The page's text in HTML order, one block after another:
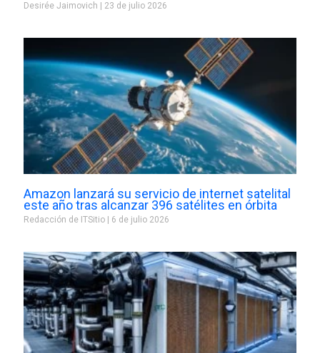
Desirée Jaimovich 23 de julio 2026
Amazon lanzará su servicio de internet satelital
este año tras alcanzar 396 satélites en órbita
Redacción de ITSitio 6 de julio 2026